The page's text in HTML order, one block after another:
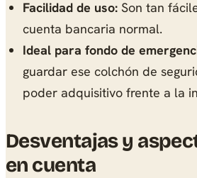
Facilidad de uso: Son tan
cuenta bancaria normal.
Ideal para fondo de
guardar ese colchón de
poder adquisitivo frente a la
Desventajas y
en cuenta